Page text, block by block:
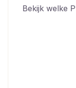
Bekijk welke